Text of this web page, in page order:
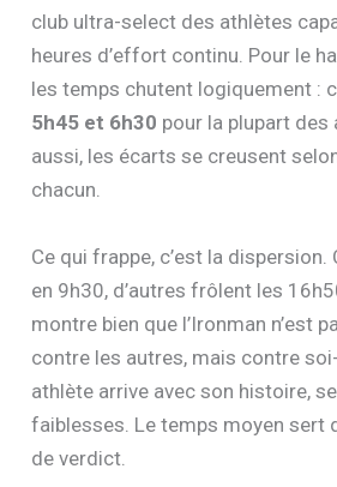
club ultra-select des athlètes
heures d’effort continu. Pour le
les temps chutent logiquement :
5h45 et 6h30 pour la plupart des
aussi, les écarts se creusent
chacun.
Ce qui frappe, c’est la
en 9h30, d’autres frôlent les
montre bien que l’Ironman n’est
contre les autres, mais contre
athlète arrive avec son histoire,
faiblesses. Le temps moyen sert
de verdict.